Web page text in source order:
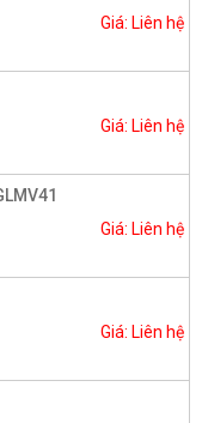
Giá: Liên hệ
Giá: Liên hệ
Giá: Liên hệ
Giá: Liên hệ